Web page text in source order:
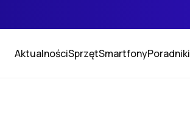
AktualnościSprzętSmartfonyPoradniki